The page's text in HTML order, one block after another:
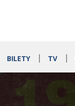
BILETY TV